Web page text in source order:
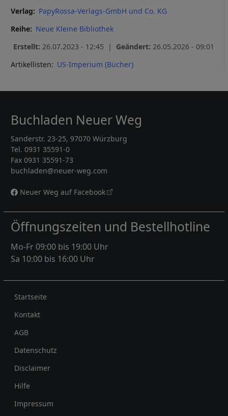
Verlag
PapyRossa-Verlags-GmbH und Co. KG
Reihe
Neue Kleine Bibliothek
Erstellt: 26.07.2023 - 12:45 | Geändert: 26.05.2026 - 09:01
Artikellisten: US-Imperium (Bücher)
Buchladen Neuer Weg
Sanderstr. 23-25, 97070 Würzburg
Tel. 0931 35591-0
Fax 0931 35591-73
buchladen@neuer-weg.com
Neuer Weg auf Facebook
Öffnungszeiten und Bestellhotline
Mo-Fr 09:00 bis 19:00 Uhr
Sa 10:00 bis 16:00 Uhr
Rechtliches
Startseite
Kontakt
AGB
Datenschutz
Disclaimer
Hilfe
Impressum